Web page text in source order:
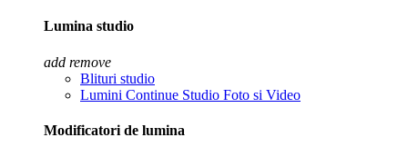
Lumina studio
add remove
Blituri studio
Lumini Continue Studio Foto si Video
Modificatori de lumina